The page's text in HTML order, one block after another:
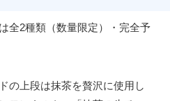
全2種類（数量限定）・完全予
の上段は抹茶を贅沢に使用し